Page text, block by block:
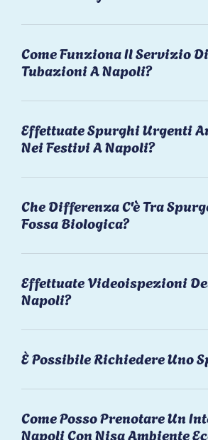
Come Funziona Il Servizio
Tubazioni A Napoli?
Effettuate Spurghi Urgenti
Nei Festivi A Napoli?
Che Differenza C'è Tra
Fossa Biologica?
Effettuate Videoispezioni
Napoli?
È Possibile Richiedere Uno
Come Posso Prenotare Un
Napoli Con Nisa Ambiente